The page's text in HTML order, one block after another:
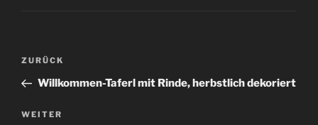
Beitragsnavigation
Vorheriger
Beitrag
ZURÜCK
Willkommen-Taferl mit Rinde, herbstlich dekoriert
Nächster
WEITER